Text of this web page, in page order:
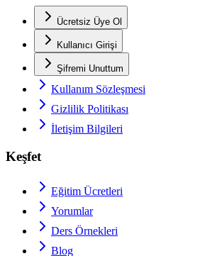
Ücretsiz Üye Ol
Kullanıcı Girişi
Şifremi Unuttum
Kullanım Sözleşmesi
Gizlilik Politikası
İletişim Bilgileri
Keşfet
Eğitim Ücretleri
Yorumlar
Ders Örnekleri
Blog